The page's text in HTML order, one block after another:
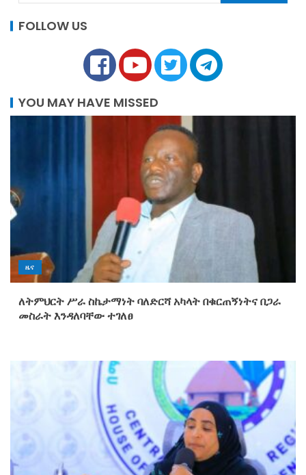
FOLLOW US
YOU MAY HAVE MISSED
ዜና
ለትምህርት ሥራ ስኬታማነት ባለድርሻ አካላት በቁርጠኝነትና በጋራ
መስራት እንዳለባቸው ተገለፀ